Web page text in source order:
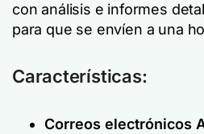
con análisis e informes
para que se envíen a una
Características:
Correos electrónicos